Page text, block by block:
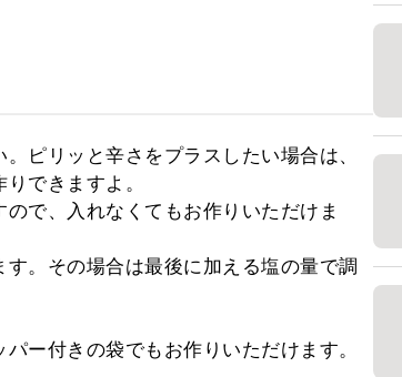
ピリッと辛さをプラスしたい場合は、
できますよ。
で、入れなくてもお作りいただけま
。その場合は最後に加える塩の量で調
ー付きの袋でもお作りいただけます。